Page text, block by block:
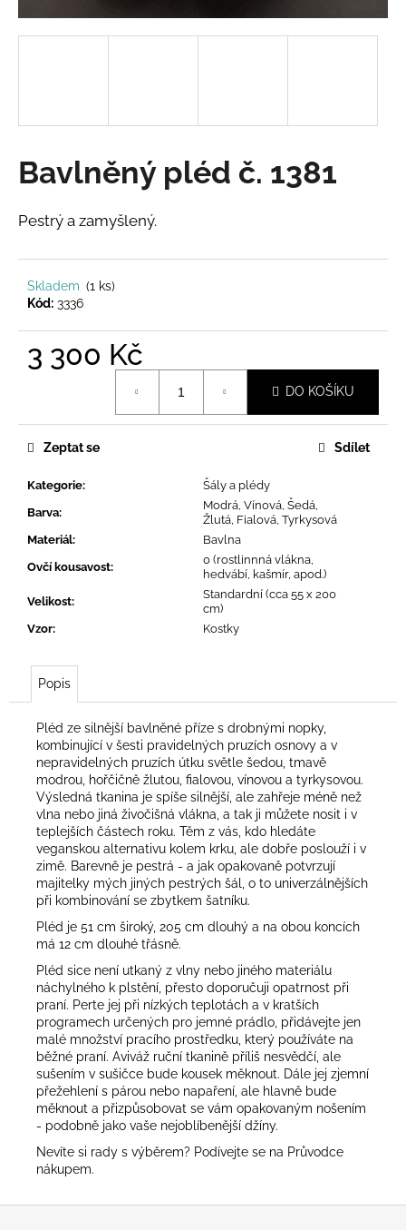
Bavlněný pléd č. 1381
Pestrý a zamyšlený.
Skladem (1 ks)
Kód: 3336
3 300 Kč
DO KOŠÍKU
Kategorie:
Šály a plédy
Barva:
Modrá, Vínová, Šedá,
Žlutá, Fialová, Tyrkysová
Materiál:
Bavlna
Ovčí kousavost:
0 (rostlinnná vlákna,
hedvábí, kašmír, apod.)
Velikost:
Standardní (cca 55 x 200
cm)
Vzor: Kostky
Zeptat se Sdílet
Popis
Pléd ze silnější bavlněné příze s drobnými nopky,
kombinující v šesti pravidelných pruzích osnovy a v
nepravidelných pruzích útku světle šedou, tmavě
modrou, hořčičně žlutou, fialovou, vínovou a tyrkysovou.
Výsledná tkanina je spíše silnější, ale zahřeje méně než
vlna nebo jiná živočišná vlákna, a tak ji můžete nosit i v
teplejších částech roku. Těm z vás, kdo hledáte
veganskou alternativu kolem krku, ale dobře poslouží i v
zimě. Barevně je pestrá - a jak opakovaně potvrzují
majitelky mých jiných pestrých šál, o to univerzálnějších
při kombinování se zbytkem šatníku.
Pléd je 51 cm široký, 205 cm dlouhý a na obou koncích
má 12 cm dlouhé třásně.
Pléd sice není utkaný z vlny nebo jiného materiálu
náchylného k plstění, přesto doporučuji opatrnost při
praní. Perte jej při nízkých teplotách a v kratších
programech určených pro jemné prádlo, přidávejte jen
malé množství pracího prostředku, který používáte na
běžné praní. Aviváž ruční tkanině příliš nesvědčí, ale
sušením v sušičce bude kousek měknout. Dále jej zjemní
přežehlení s párou nebo napaření, ale hlavně bude
měknout a přizpůsobovat se vám opakovaným nošením
- podobně jako vaše nejoblíbenější džíny.
Nevíte si rady s výběrem? Podívejte se na Průvodce
nákupem.
a
D
o
p
o
u
m
e